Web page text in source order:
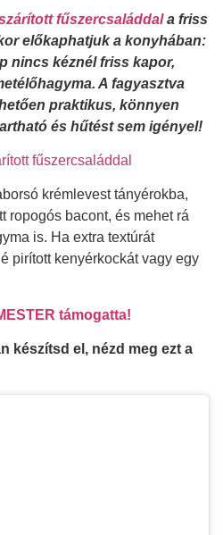
fűszercsaláddala friss
előkaphatjuk a konyhában:
nincs kéznél friss kapor,
A fagyasztva
praktikus, könnyen
és hűtést sem igényel!
krémlevest tányérokba,
ropogós bacont, és mehet rá
is. Ha extra textúrát
pirított kenyérkockát vagy egy
támogatta!
készítsd el, nézd meg ezt a